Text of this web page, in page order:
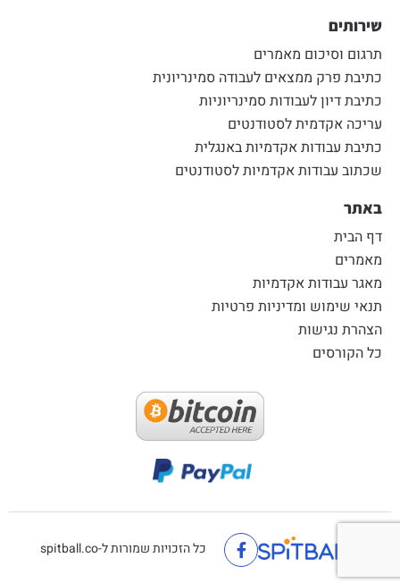
שירותים
תרגום וסיכום מאמרים
כתיבת פרק ממצאים לעבודה סמינריונית
כתיבת דיון לעבודות סמינריוניות
עריכה אקדמית לסטודנטים
כתיבת עבודות אקדמיות באנגלית
שכתוב עבודות אקדמיות לסטודנטים
באתר
דף הבית
מאמרים
מאגר עבודות אקדמיות
תנאי שימוש ומדיניות פרטיות
הצהרת נגישות
כל הקורסים
כל הזכויות שמורות ל-spitball.co